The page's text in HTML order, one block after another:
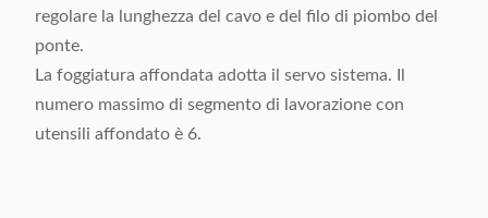
regolare la lunghezza del cavo e del filo di piombo del
ponte.
La foggiatura affondata adotta il servo sistema. Il
numero massimo di segmento di lavorazione con
utensili affondato è 6.